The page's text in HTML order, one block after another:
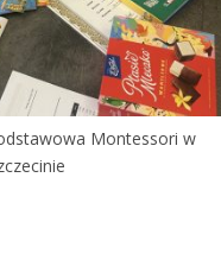
Montessori w